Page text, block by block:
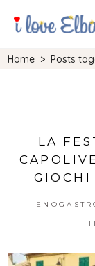
Home >Posts
LA